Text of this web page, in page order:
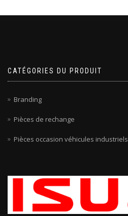
CATÉGORIES DU PRODUIT
Branding
Pièces de rechange
Pièces occasion véhicules industriels